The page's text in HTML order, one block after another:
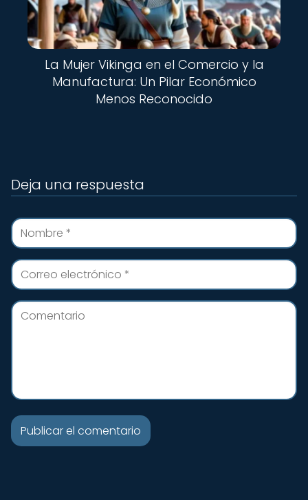
La Mujer Vikinga en el Comercio y la
Manufactura: Un Pilar Económico
Menos Reconocido
Deja una respuesta